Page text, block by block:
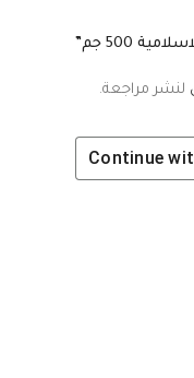
500 جم”
لنشر مراجعة.
Continue